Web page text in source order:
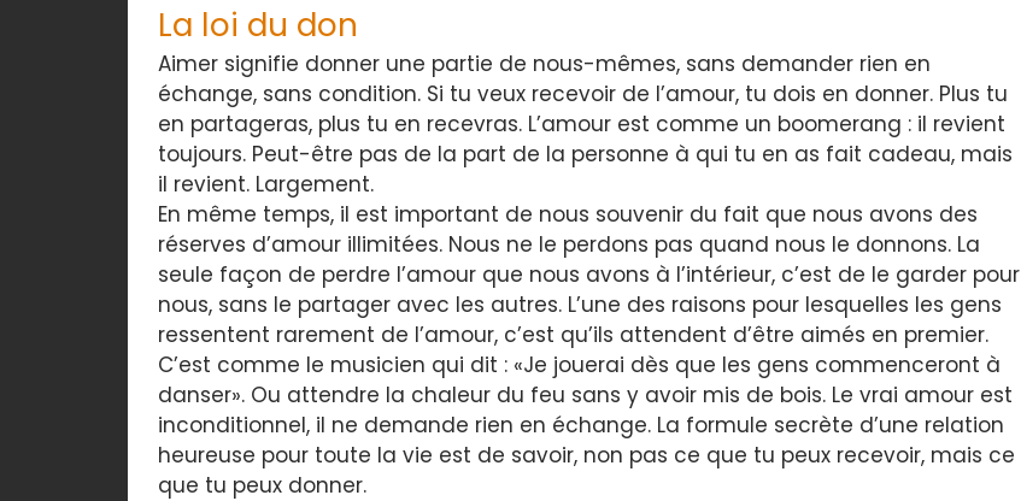
La loi du don
Aimer signifie donner une partie de nous-mêmes, sans demander rien en
échange, sans condition. Si tu veux recevoir de l’amour, tu dois en donner. Plus tu
en partageras, plus tu en recevras. L’amour est comme un boomerang : il revient
toujours. Peut-être pas de la part de la personne à qui tu en as fait cadeau, mais
il revient. Largement.
En même temps, il est important de nous souvenir du fait que nous avons des
réserves d’amour illimitées. Nous ne le perdons pas quand nous le donnons. La
seule façon de perdre l’amour que nous avons à l’intérieur, c’est de le garder pour
nous, sans le partager avec les autres. L’une des raisons pour lesquelles les gens
ressentent rarement de l’amour, c’est qu’ils attendent d’être aimés en premier.
C’est comme le musicien qui dit : «Je jouerai dès que les gens commenceront à
danser». Ou attendre la chaleur du feu sans y avoir mis de bois. Le vrai amour est
inconditionnel, il ne demande rien en échange. La formule secrète d’une relation
heureuse pour toute la vie est de savoir, non pas ce que tu peux recevoir, mais ce
que tu peux donner.